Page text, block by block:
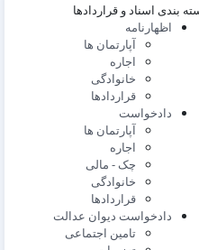
بندی اسناد و قراردادها
اظهارنامه
آپارتمان ها
اجاره
خانوادگی
قراردادها
دادخواست
آپارتمان ها
اجاره
چک - مالی
خانوادگی
قراردادها
دادخواست دیوان عدالت
تامین اجتماعی